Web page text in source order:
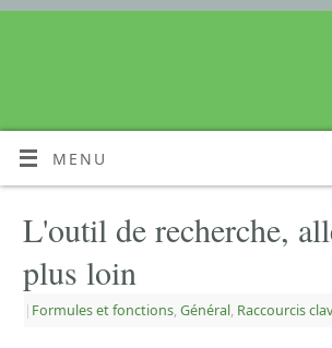
MENU
L'outil de recherche,
plus loin
| Formules et fonctions, Général, Raccourcis